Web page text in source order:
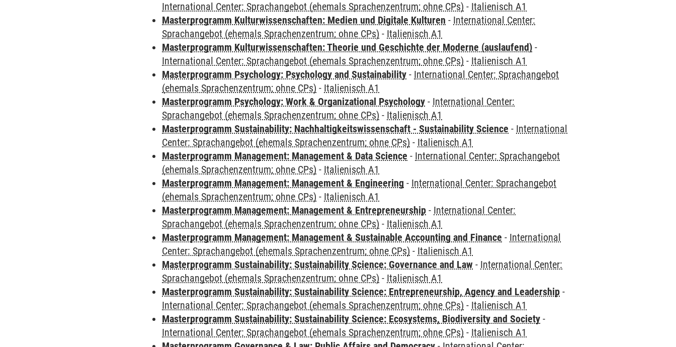
International Center: Sprachangebot (ehemals Sprachenzentrum; ohne CPs) - Italienisch A1
Masterprogramm Kulturwissenschaften: Medien und Digitale Kulturen - International Center:
Sprachangebot (ehemals Sprachenzentrum; ohne CPs) - Italienisch A1
Masterprogramm Kulturwissenschaften: Theorie und Geschichte der Moderne (auslaufend) -
International Center: Sprachangebot (ehemals Sprachenzentrum; ohne CPs) - Italienisch A1
Masterprogramm Psychology: Psychology and Sustainability - International Center: Sprachangebot
(ehemals Sprachenzentrum; ohne CPs) - Italienisch A1
Masterprogramm Psychology: Work & Organizational Psychology - International Center:
Sprachangebot (ehemals Sprachenzentrum; ohne CPs) - Italienisch A1
Masterprogramm Sustainability: Nachhaltigkeitswissenschaft - Sustainability Science - International
Center: Sprachangebot (ehemals Sprachenzentrum; ohne CPs) - Italienisch A1
Masterprogramm Management: Management & Data Science - International Center: Sprachangebot
(ehemals Sprachenzentrum; ohne CPs) - Italienisch A1
Masterprogramm Management: Management & Engineering - International Center: Sprachangebot
(ehemals Sprachenzentrum; ohne CPs) - Italienisch A1
Masterprogramm Management: Management & Entrepreneurship - International Center:
Sprachangebot (ehemals Sprachenzentrum; ohne CPs) - Italienisch A1
Masterprogramm Management: Management & Sustainable Accounting and Finance - International
Center: Sprachangebot (ehemals Sprachenzentrum; ohne CPs) - Italienisch A1
Masterprogramm Sustainability: Sustainability Science: Governance and Law - International Center:
Sprachangebot (ehemals Sprachenzentrum; ohne CPs) - Italienisch A1
Masterprogramm Sustainability: Sustainability Science: Entrepreneurship, Agency and Leadership -
International Center: Sprachangebot (ehemals Sprachenzentrum; ohne CPs) - Italienisch A1
Masterprogramm Sustainability: Sustainability Science: Ecosystems, Biodiversity and Society -
International Center: Sprachangebot (ehemals Sprachenzentrum; ohne CPs) - Italienisch A1